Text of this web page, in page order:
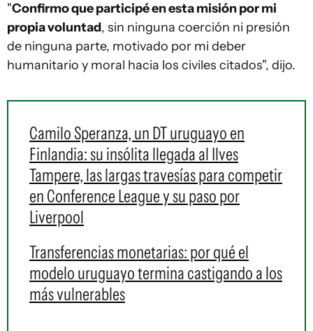
"Confirmo que participé en esta misión por mi
propia voluntad, sin ninguna coerción ni presión
de ninguna parte, motivado por mi deber
humanitario y moral hacia los civiles citados", dijo.
Camilo Speranza, un DT uruguayo en
Finlandia: su insólita llegada al Ilves
Tampere, las largas travesías para competir
en Conference League y su paso por
Liverpool
Transferencias monetarias: por qué el
modelo uruguayo termina castigando a los
más vulnerables